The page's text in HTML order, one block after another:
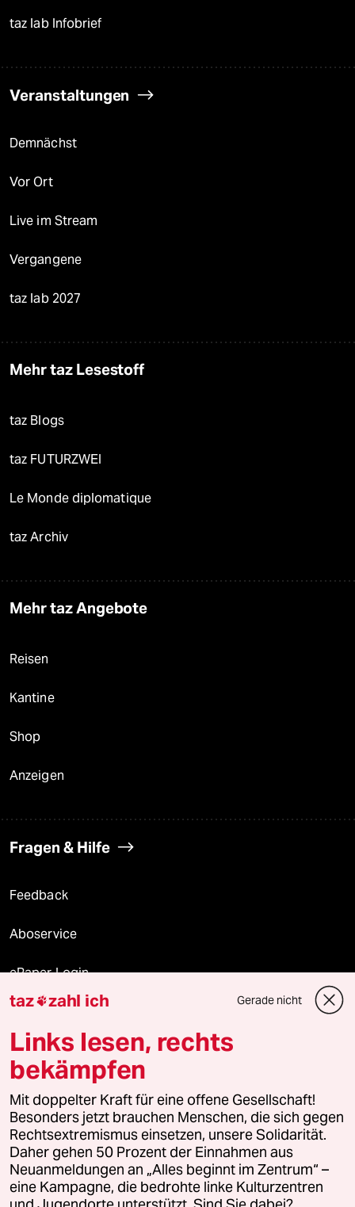
taz lab Infobrief
Veranstaltungen
Demnächst
Vor Ort
Live im Stream
Vergangene
taz lab 2027
Mehr taz Lesestoff
taz Blogs
taz FUTURZWEI
Le Monde diplomatique
taz Archiv
Mehr taz Angebote
Reisen
Kantine
Shop
Anzeigen
Fragen & Hilfe
Feedback
Aboservice
ePaper Login
Downloads für Abonnierende
© 2026 taz Verlags und Vertriebs GmbH
Alle Rechte vorbehalten. Bei rechtlichen Fragen oder für Genehmigungen
wenden Sie sich bitte an
lizenzen@taz.de
Feedback Redaktionsstatut Kommune-Richtlinien
Leitlinie Informant Datenschutz Impressum AGB
taz zahl ich Gerade nicht
Links lesen, rechts
bekämpfen
Mit doppelter Kraft für eine offene Gesellschaft!
Besonders jetzt brauchen Menschen, die sich gegen
Rechtsextremismus einsetzen, unsere Solidarität.
Daher gehen 50 Prozent der Einnahmen aus
Neuanmeldungen an „Alles beginnt im Zentrum“ –
eine Kampagne, die bedrohte linke Kulturzentren